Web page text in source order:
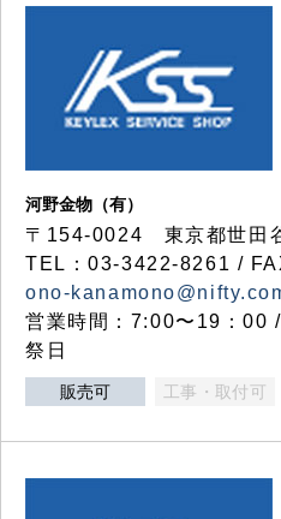
河野金物（有）
〒154-0024 東京都世田
TEL：03-3422-8261 /
ono-
営業時間：7:00〜19：00
祭日
販売可 工事・取付可